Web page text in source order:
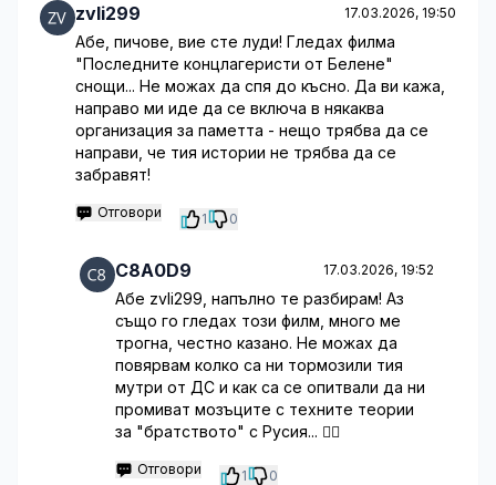
zvli299 17.03.2026, 19:50
Абе, пичове, вие сте луди! Гледах филма
"Последните концлагеристи от Белене"
снощи... Не можах да спя до късно. Да ви кажа,
направо ми иде да се включа в някаква
организация за паметта - нещо трябва да се
направи, че тия истории не трябва да се
забравят!
Отговори 1 0
C8A0D9 17.03.2026, 19:52
Абе zvli299, напълно те разбирам! Аз
също го гледах този филм, много ме
трогна, честно казано. Не можах да
повярвам колко са ни тормозили тия
мутри от ДС и как са се опитвали да ни
промиват мозъците с техните теории
за "братството" с Русия... 🤦‍♂️
Отговори 1 0